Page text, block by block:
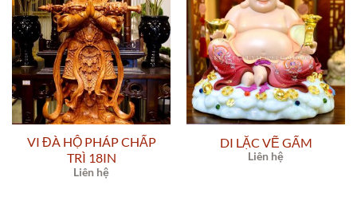
VI ĐÀ HỘ PHÁP CHẤP
TRÌ 18IN
Liên hệ
DI LẶC VẼ GẤM
Liên hệ